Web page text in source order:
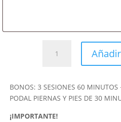
masaje
Para
Regalar
cantidad
BONOS: 3 SESIONES 60 MINUTOS
PODAL PIERNAS Y PIES DE 30
¡IMPORTANTE!